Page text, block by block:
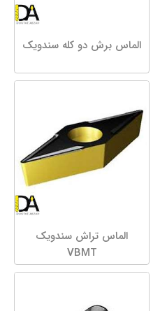
الماس برش دو کله سندویک
الماس تراش سندویک
VBMT